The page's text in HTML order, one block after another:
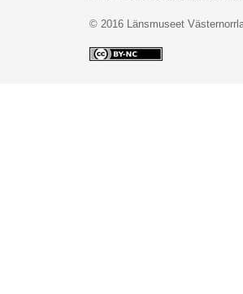
© 2016 Länsmuseet